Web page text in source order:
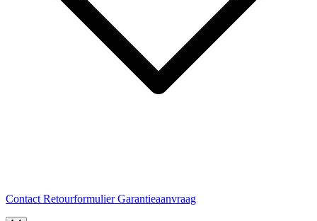
Contact RetourformulierGarantieaanvraag